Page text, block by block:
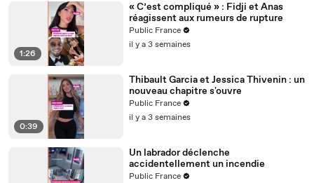
1:26
« C’est compliqué » : Fidji et Anas
réagissent aux rumeurs de rupture
Public France
il y a 3 semaines
0:39
Thibault Garcia et Jessica Thivenin : un
nouveau chapitre s'ouvre
Public France
il y a 3 semaines
Un labrador déclenche
accidentellement un incendie
Public France